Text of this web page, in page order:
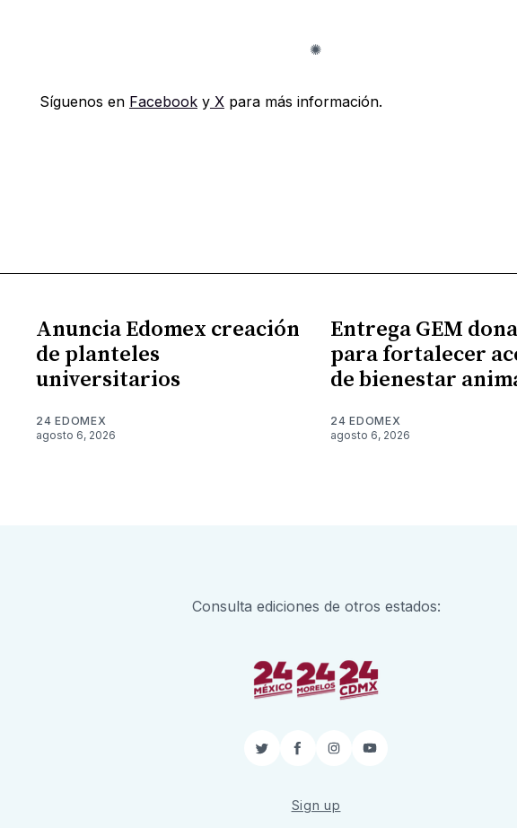
Síguenos en FacebookyX para más información.
Anuncia Edomex creación
de planteles
universitarios
24 EDOMEX
agosto 6, 2026
Entrega GEM
para fortalecer
de bienestar
24 EDOMEX
agosto 6, 2026
Consulta ediciones de otros estados:
TwitterFacebook
InstagramYouTube
Sign up